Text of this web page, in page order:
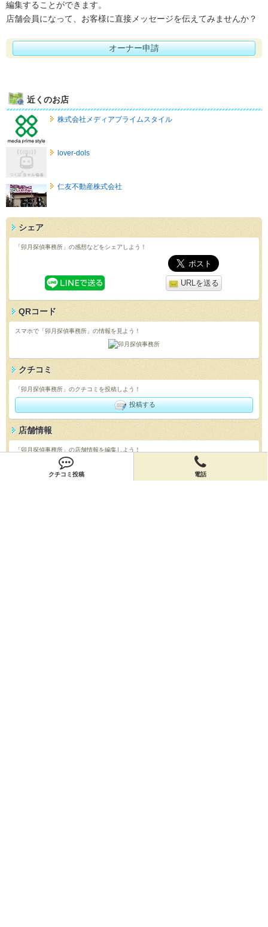
クチコミ投稿 電話
編集することができます。
店舗会員になって、お客様に直接メッセージを伝えてみませんか？
オーナー申請
近くのお店
株式会社メディアプライムスタイル
lover-dols
仁友不動産株式会社
シェア
「卯月探偵事務所」の感想などをシェアしよう！
URLを送る
QRコード
スマホで「卯月探偵事務所」の情報を見よう！
クチコミ
「卯月探偵事務所」のクチコミを投稿しよう！
投稿する
店舗情報
「卯月探偵事務所」の店舗情報を編集しよう！